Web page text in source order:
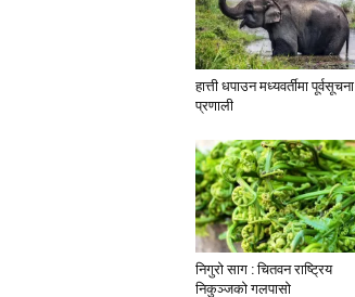
हात्ती धपाउन मध्यवर्तीमा पूर्वसूचना
प्रणाली
निगुरो साग : चितवन राष्ट्रिय
निकुञ्जको गलपासो